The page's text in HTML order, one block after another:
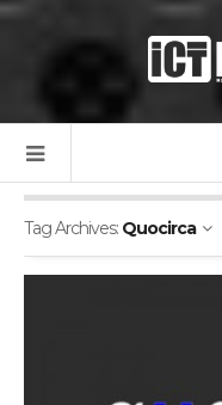
Tag Archives: Quocirca